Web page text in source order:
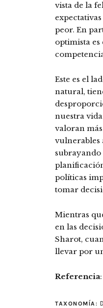
vista de la
peor. En
optimista
Este es el
natural,
nuestra
valoran
vulnerables
subrayando
políticas
tomar
Mientras
en las
Sharot,
llevar por
Referencia
TAXONOMÍA: